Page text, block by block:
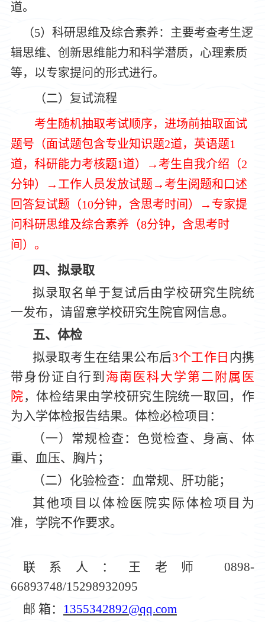
道。
（5）科研思维及综合素养：主要考查考生逻
辑思维、创新思维能力和科学潜质，心理素质
等，以专家提问的形式进行。
（二）复试流程
考生随机抽取考试顺序，进场前抽取面试
题号（面试题包含专业知识题2道， 英语题1
道，科研能力考核题1道） →考生自我介绍（2
分钟）
→工作人员发放试题→考生阅题和口述
回答复试题（10分钟，含思考时间）
→专家提
问科研思维及综合素养（8分钟，含思考时
间）。
四、拟录取
拟录取名单于复试后由学校研究生 院统
一发布，请留意学校研究生 院官网信息。
五、体检
拟录取考生在结果公布后3个工作日 内携
带身份证自行到 海南医科大学第二附属医
院，体检结果由学校研究生 院统一取回，作
为入学体检报告结果。体检必检项目：
（一）常规检查：色觉检查、身高、体
重、血压、胸片；
（二）化验检查：血常规、肝功能；
其他项目以体检医院实际体检项目为
准，学院不作要求。
联系人： 王 老师
0898-
66893748/15298932095
邮 箱： 1355342892@qq.com